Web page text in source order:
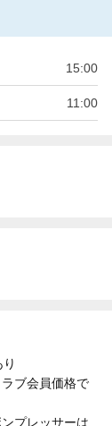
15:00
11:00
ブ会員価格で
プレッサーは